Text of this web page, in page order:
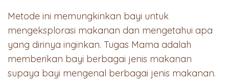
Metode ini memungkinkan bayi untuk
mengeksplorasi makanan dan mengetahui apa
yang dirinya inginkan. Tugas Mama adalah
memberikan bayi berbagai jenis makanan
supaya bayi mengenal berbagai jenis makanan.